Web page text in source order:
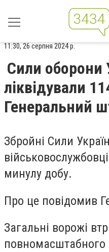
11:30, 26 серпня 2024 р.
Сили оборони
ліквідували
Генеральний
Збройні Сили
минулу добу.
Про це повідомив
Загальні ворожі
повномасштабного